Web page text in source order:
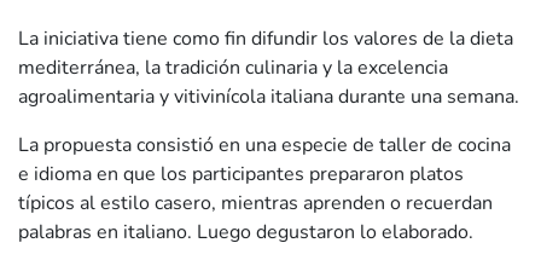
La iniciativa tiene como fin difundir los valores de la dieta
mediterránea, la tradición culinaria y la excelencia
agroalimentaria y vitivinícola italiana durante una semana.
La propuesta consistió en una especie de taller de cocina
e idioma en que los participantes prepararon platos
típicos al estilo casero, mientras aprenden o recuerdan
palabras en italiano. Luego degustaron lo elaborado.